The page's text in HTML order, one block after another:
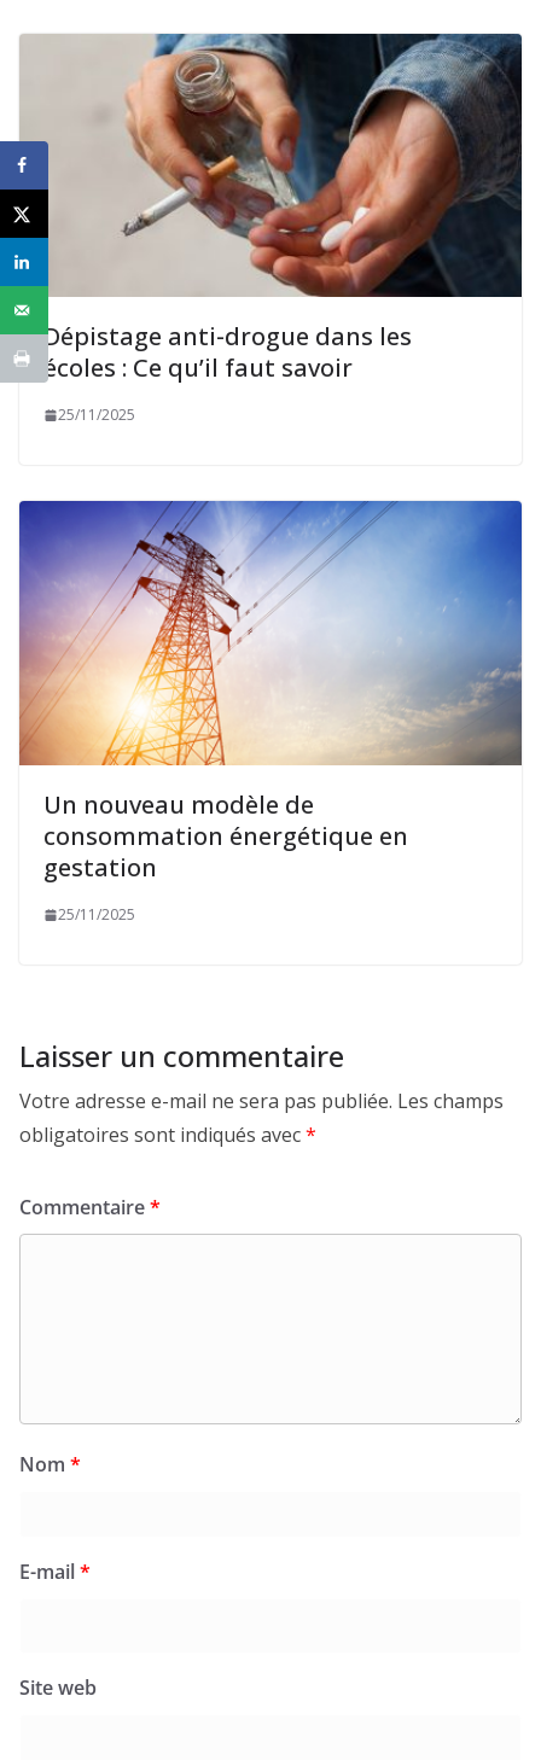
Dépistage anti-drogue dans les
écoles : Ce qu’il faut savoir
25/11/2025
Un nouveau modèle de
consommation énergétique en
gestation
25/11/2025
Laisser un commentaire
Votre adresse e-mail ne sera pas publiée. Les champs
obligatoires sont indiqués avec*
Commentaire*
Nom *
E-mail*
Site web